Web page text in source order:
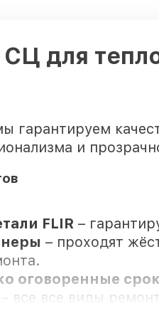
для
гарантируем
и
FLIR –
– проходят
оговоренные
– все все виды